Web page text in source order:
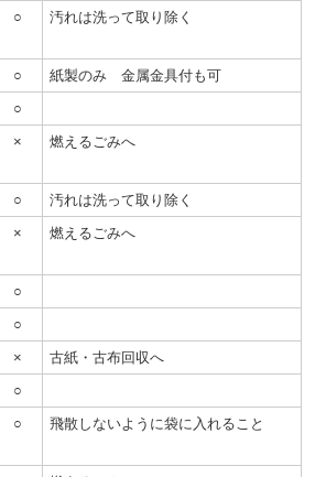
○ 汚れは洗って取り除く
○
紙製のみ 金属金具付も可
○
× 燃えるごみへ
○
汚れは洗って取り除く
× 燃えるごみへ
○
○
×
古紙・古布回収へ
○
○ 飛散しないように袋に入れること